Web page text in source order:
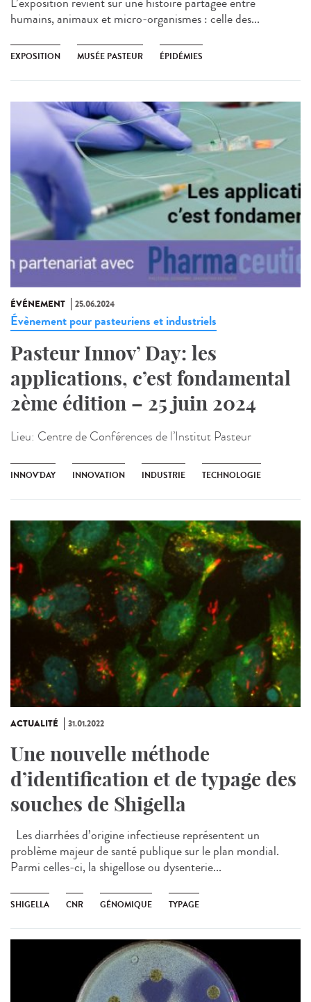
humains, animaux et micro-organismes : celle des...
EXPOSITION MUSÉE PASTEUR ÉPIDÉMIES
ÉVÉNEMENT 25.06.2024
Évènement pour pasteuriens et industriels
Pasteur Innov’ Day: les
applications, c’est fondamental
2ème édition – 25 juin 2024
Lieu: Centre de Conférences de l’Institut Pasteur
INNOV'DAY INNOVATION INDUSTRIE TECHNOLOGIE
ACTUALITÉ 31.01.2022
Une nouvelle méthode
d’identification et de typage des
souches de Shigella
Les diarrhées d’origine infectieuse représentent un
problème majeur de santé publique sur le plan mondial.
Parmi celles-ci, la shigellose ou dysenterie...
SHIGELLA CNR GÉNOMIQUE TYPAGE